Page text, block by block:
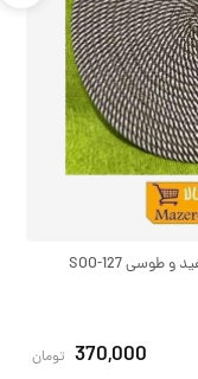
370,000 تومان